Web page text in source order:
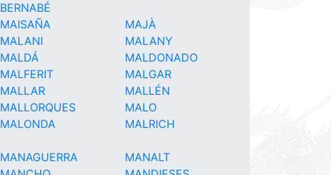
BERNABÉ
MAISAÑA
MAJÀ
MALANI
MALANY
MALDÁ
MALDONADO
MALFERIT
MALGAR
MALLAR
MALLÉN
MALLORQUES
MALO
MALONDA MALRICH
MANAGUERRA
MANALT